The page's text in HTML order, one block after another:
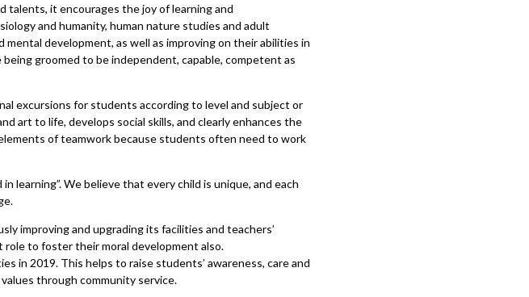
talents, it encourages the joy of learning and
and humanity, human nature studies and adult
development, as well as improving on their abilities in
groomed to be independent, capable, competent as
excursions for students according to level and subject or
art to life, develops social skills, and clearly enhances the
of teamwork because students often need to work
learning”. We believe that every child is unique, and each
improving and upgrading its facilities and teachers’
to foster their moral development also.
in 2019. This helps to raise students’ awareness, care and
through community service.